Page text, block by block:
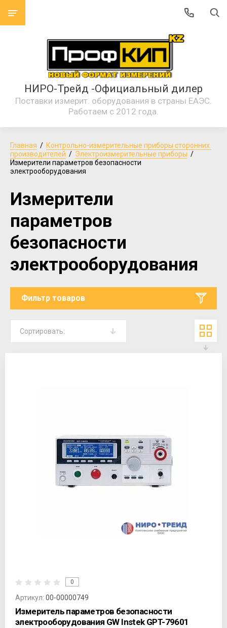
НИРО-Трейд -Официальный дилер
Поставки измерит. оборудования в страны ЕАЭС.
Работаем с 2012 года.
Главная
  /
Контрольно-измерительные приборы сторонних
производителей
  /
Электроизмерительные приборы
  /
Измерители параметров безопасности
электрооборудования
Измерители
параметров
безопасности
электрооборудования
Фильтр товаров
Сортировать:
0
Артикул: 00-00000749
Измеритель параметров безопасности
электрооборудования GW Instek GPT-79601